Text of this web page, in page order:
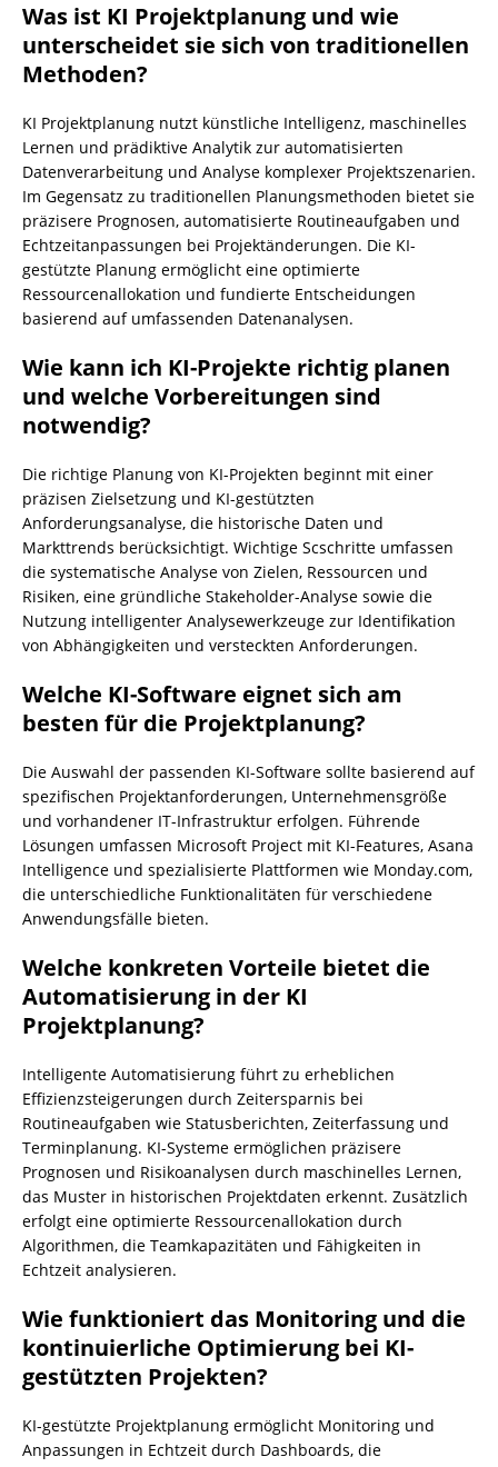
Was ist KI Projektplanung und wie
unterscheidet sie sich von traditionellen
Methoden?
KI Projektplanung nutzt künstliche Intelligenz, maschinelles
Lernen und prädiktive Analytik zur automatisierten
Datenverarbeitung und Analyse komplexer Projektszenarien.
Im Gegensatz zu traditionellen Planungsmethoden bietet sie
präzisere Prognosen, automatisierte Routineaufgaben und
Echtzeitanpassungen bei Projektänderungen. Die KI-
gestützte Planung ermöglicht eine optimierte
Ressourcenallokation und fundierte Entscheidungen
basierend auf umfassenden Datenanalysen.
Wie kann ich KI-Projekte richtig planen
und welche Vorbereitungen sind
notwendig?
Die richtige Planung von KI-Projekten beginnt mit einer
präzisen Zielsetzung und KI-gestützten
Anforderungsanalyse, die historische Daten und
Markttrends berücksichtigt. Wichtige Scschritte umfassen
die systematische Analyse von Zielen, Ressourcen und
Risiken, eine gründliche Stakeholder-Analyse sowie die
Nutzung intelligenter Analysewerkzeuge zur Identifikation
von Abhängigkeiten und versteckten Anforderungen.
Welche KI-Software eignet sich am
besten für die Projektplanung?
Die Auswahl der passenden KI-Software sollte basierend auf
spezifischen Projektanforderungen, Unternehmensgröße
und vorhandener IT-Infrastruktur erfolgen. Führende
Lösungen umfassen Microsoft Project mit KI-Features, Asana
Intelligence und spezialisierte Plattformen wie Monday.com,
die unterschiedliche Funktionalitäten für verschiedene
Anwendungsfälle bieten.
Welche konkreten Vorteile bietet die
Automatisierung in der KI
Projektplanung?
Intelligente Automatisierung führt zu erheblichen
Effizienzsteigerungen durch Zeitersparnis bei
Routineaufgaben wie Statusberichten, Zeiterfassung und
Terminplanung. KI-Systeme ermöglichen präzisere
Prognosen und Risikoanalysen durch maschinelles Lernen,
das Muster in historischen Projektdaten erkennt. Zusätzlich
erfolgt eine optimierte Ressourcenallokation durch
Algorithmen, die Teamkapazitäten und Fähigkeiten in
Echtzeit analysieren.
Wie funktioniert das Monitoring und die
kontinuierliche Optimierung bei KI-
gestützten Projekten?
KI-gestützte Projektplanung ermöglicht Monitoring und
Anpassungen in Echtzeit durch Dashboards, die